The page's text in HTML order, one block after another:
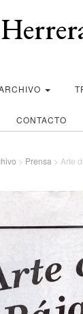
CONTACTO
> Prensa > Arte